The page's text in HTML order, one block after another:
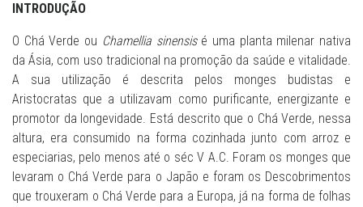
INTRODUÇÃO
O Chá Verde ou Chamellia sinensisé uma planta milenar nativa
da Ásia, com uso tradicional na promoção da saúde e vitalidade.
A sua utilização é descrita pelos monges budistas e
Aristocratas que a utilizavam como purificante, energizante e
promotor da longevidade. Está descrito que o Chá Verde, nessa
altura, era consumido na forma cozinhada junto com arroz e
especiarias, pelo menos até o séc V A.C. Foram os monges que
levaram o Chá Verde para o Japão e foram os Descobrimentos
que trouxeram o Chá Verde para a Europa, já na forma de folhas